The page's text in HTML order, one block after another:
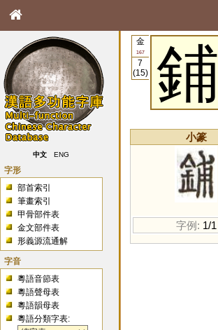
中文 ENG
字形
部首索引
筆畫索引
甲骨部件表
金文部件表
形義源流通解
字音
粵語音節表
粵語聲母表
粵語韻母表
粵語分類字表:
金
167
7
(15)
鋪
小篆
字例: 1/1